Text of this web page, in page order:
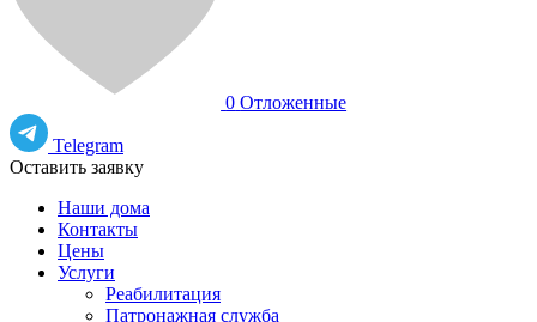
0 Отложенные
Telegram
Оставить заявку
Наши дома
Контакты
Цены
Услуги
Реабилитация
Патронажная служба